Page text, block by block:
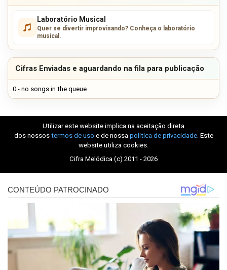
Laboratório Musical
Quer se divertir improvisando? Conheça o laboratório
musical.
Cifras Enviadas e aguardando na fila para publicação
0 - no songs in the queue
Utilizar este website implica na aceitação direta
dos nossos termos de uso e de nossa política de privacidade. Este
website utiliza cookies.
Cifra Melódica (c) 2011 - 2026